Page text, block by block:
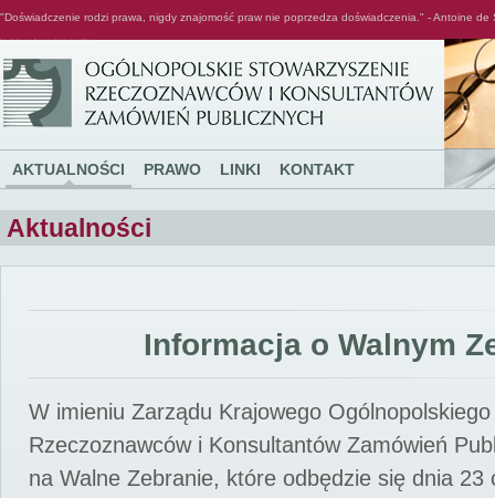
"Doświadczenie rodzi prawa, nigdy znajomość praw nie poprzedza doświadczenia." - Antoine de
AKTUALNOŚCI PRAWO LINKI KONTAKT
Aktualności
Informacja o Walnym
W imieniu Zarządu Krajowego
Rzeczoznawców i Konsultantów Zamówień
na Walne Zebranie, które odbędzie się dnia 23